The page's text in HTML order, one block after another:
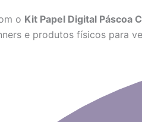
o Kit Papel Digital Páscoa
e produtos físicos para